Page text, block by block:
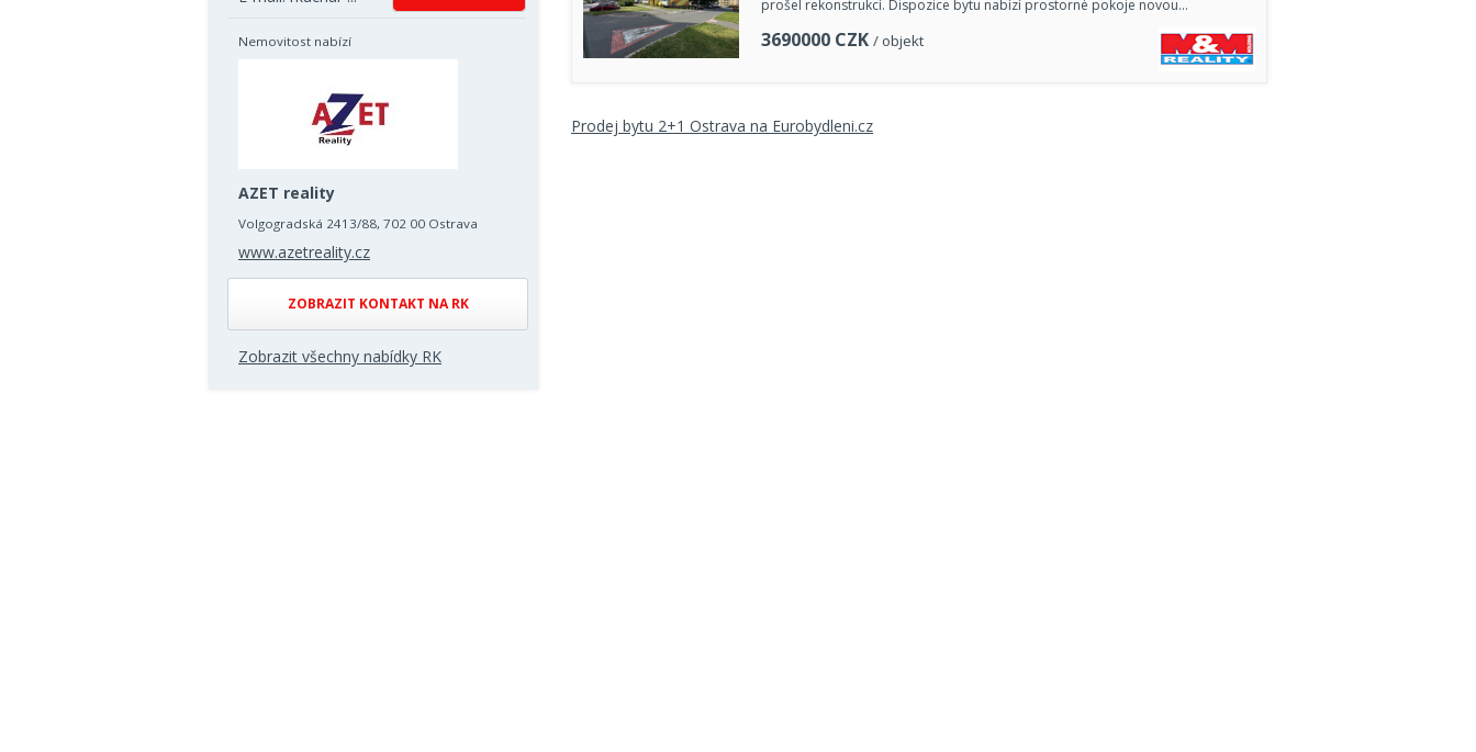
Nemovitost nabízí
AZET reality
Volgogradská 2413/88, 702 00 Ostrava
www.azetreality.cz
ZOBRAZIT KONTAKT NA RK
Zobrazit všechny nabídky RK
prošel rekonstrukcí. Dispozice bytu nabízí prostorné pokoje novou…
3690000 CZK / objekt
Prodej bytu 2+1 Ostrava na Eurobydleni.cz